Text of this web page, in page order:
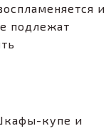
и
подлежат